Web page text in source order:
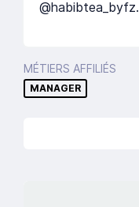
@habibtea_byfz.
MÉTIERS AFFILIÉS
MANAGER